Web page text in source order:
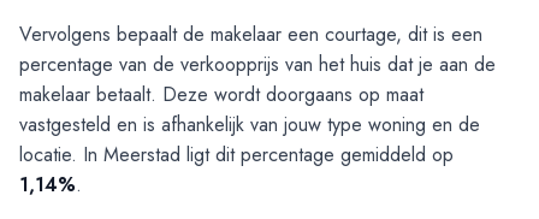
Vervolgens bepaalt de makelaar een courtage, dit is een
percentage van de verkoopprijs van het huis dat je aan de
makelaar betaalt. Deze wordt doorgaans op maat
vastgesteld en is afhankelijk van jouw type woning en de
locatie. In Meerstad ligt dit percentage gemiddeld op
1,14%.